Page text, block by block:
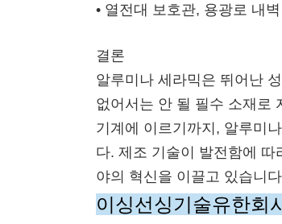
• 열전대 보호관, 용광로 내
결론
알루미나 세라믹은 뛰어난
없어서는 안 될 필수 소재로
기계에 이르기까지, 알루미
다. 제조 기술이 발전함에
야의 혁신을 이끌고 있습니
이싱선싱기술유한회